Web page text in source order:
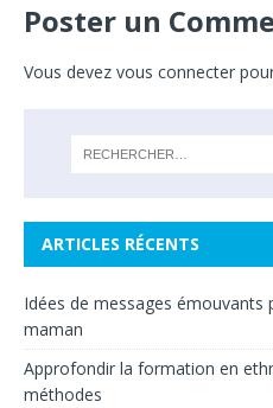
Poster un
Vous devez vous connecter
ARTICLES RÉCENTS
Idées de messages émouvants
maman
Approfondir la formation en
méthodes